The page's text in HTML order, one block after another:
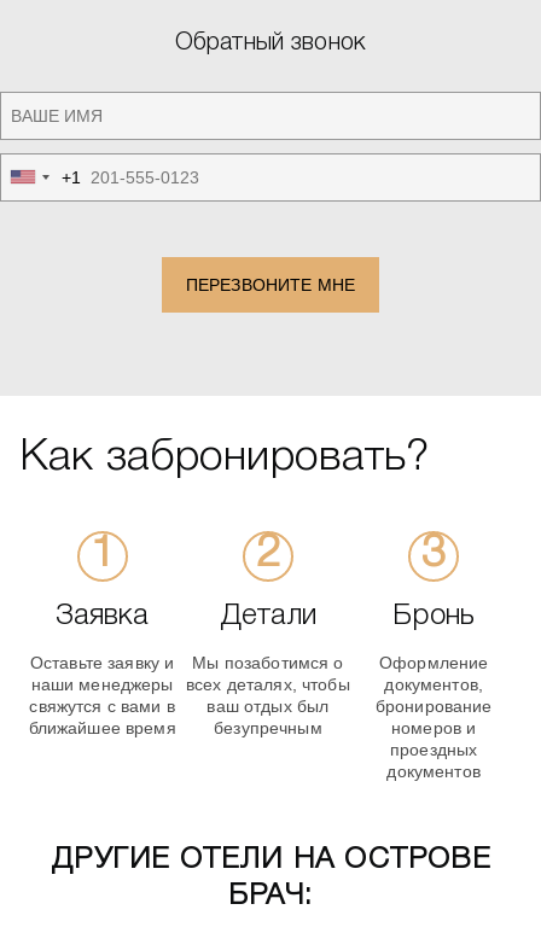
Обратный звонок
United
States
+1
ПЕРЕЗВОНИТЕ МНЕ
Как забронировать?
Заявка
Оставьте заявку и
наши менеджеры
свяжутся с вами в
ближайшее время
Детали
Мы позаботимся о
всех деталях, чтобы
ваш отдых был
безупречным
Бронь
Оформление
документов,
бронирование
номеров и
проездных
документов
ДРУГИЕ ОТЕЛИ НА ОСТРОВЕ
БРАЧ: